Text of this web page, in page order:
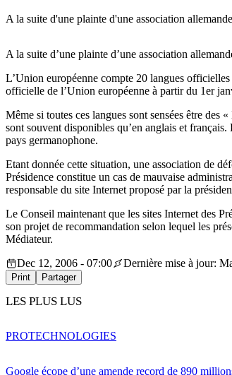
A la suite d'une plainte d'une association
A la suite d’une plainte d’une association
L’Union européenne compte 20 langues
officielle de l’Union européenne à partir du 1er
Même si toutes ces langues sont sensées être des
sont souvent disponibles qu’en anglais et
pays germanophone.
Etant donnée cette situation, une association de
Présidence constitue un cas de mauvaise
responsable du site Internet proposé par la
Le Conseil maintenant que les sites Internet des
son projet de recommandation selon lequel les
Médiateur.
Dec 12, 2006 - 07:00
Dernière mise à jour:
Print Partager
LES PLUS LUS
Google écope d’une amende record de 890
PROTECHNOLOGIES